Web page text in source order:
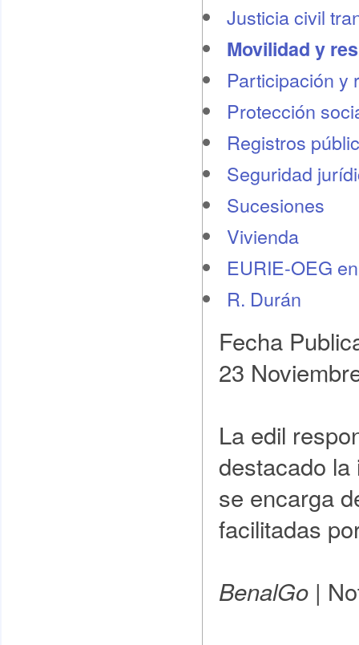
Justicia civil
Movilidad y
Participación y
Protección
Registros
Seguridad
Sucesiones
Vivienda
EURIE-OEG
R. Durán
Fecha
23
La edil
destacado
se encarga
facilitadas
BenalGo |